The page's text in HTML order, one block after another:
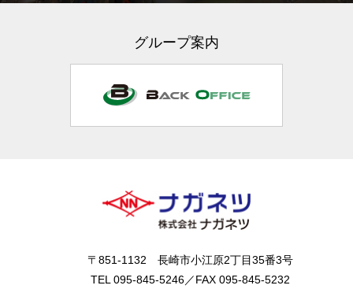
グループ案内
〒851-1132 長崎市小江原2丁目35番3号
TEL 095-845-5246／FAX 095-845-5232